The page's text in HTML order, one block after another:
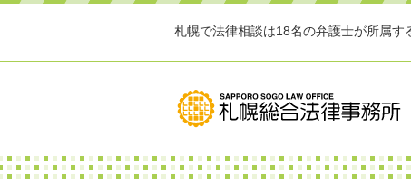
札幌で法律相談は18名の弁護士が所属す